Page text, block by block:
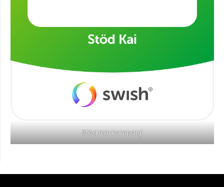
Stöd min kampanj!